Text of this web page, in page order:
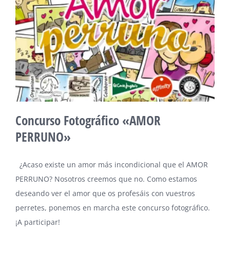
Concurso Fotográfico «AMOR
PERRUNO»
¿Acaso existe un amor más incondicional que el AMOR
PERRUNO? Nosotros creemos que no. Como estamos
deseando ver el amor que os profesáis con vuestros
perretes, ponemos en marcha este concurso fotográfico.
¡A participar!